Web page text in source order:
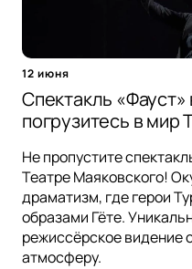
12 июня
Спектакль
погрузитесь в мир
Не пропустите
Театре Маяковского!
драматизм, где герои
образами Гёте.
режиссёрское
атмосферу.